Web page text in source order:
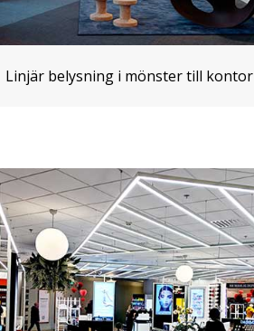
Linjär belysning i mönster till kontor